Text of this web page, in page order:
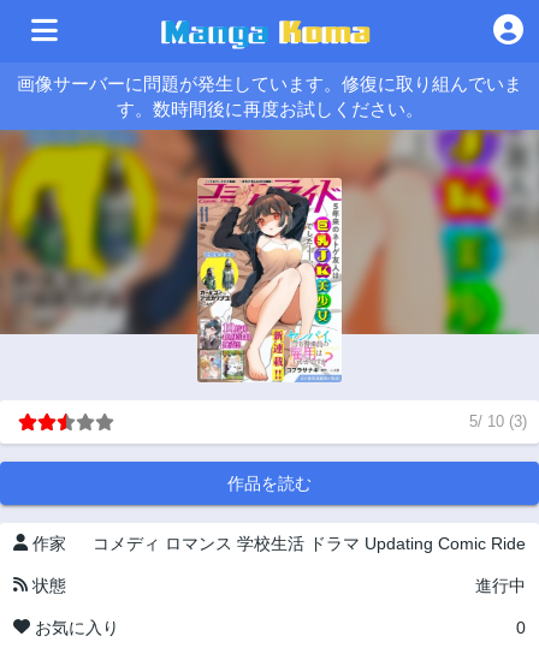
画像サーバーに問題が発生しています。修復に取り組んでいま
す。数時間後に再度お試しください。
5/ 10 (3)
作品を読む
作家 コメディ ロマンス 学校生活 ドラマ Updating Comic Ride
状態 進行中
お気に入り 0